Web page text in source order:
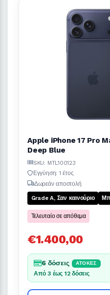
Apple iPhone 17 Pro
Deep Blue
SKU: MTL100123
Εγγύηση: 1 έτος
Δωρεάν αποστολή
Grade A, Σαν καινούριο
Τελευταίο σε απόθεμα
€1.400,00
6 δόσεις ΆΤΟΚΕΣ
Από 3 έως 12 δόσεις